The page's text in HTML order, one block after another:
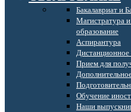
Бакалавриат и
Магистратура
образование
Аспирантура
Дистанционное
Прием для
Обучение
Наши